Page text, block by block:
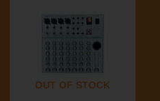
OUT OF STOCK